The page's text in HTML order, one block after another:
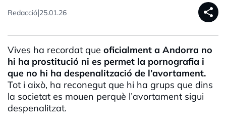
Redacció|25.01.26 share
Vives ha recordat que oficialment a Andorra no
hi ha prostitució ni es permet la pornografia i
que no hi ha despenalització de l’avortament.
Tot i això, ha reconegut que hi ha grups que dins
la societat es mouen perquè l’avortament sigui
despenalitzat.